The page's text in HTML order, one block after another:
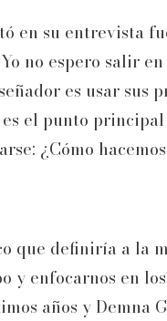
en su entrevista
no espero salir
es usar sus
el punto
¿Cómo
que definiría a la
y enfocarnos en
años y Demna